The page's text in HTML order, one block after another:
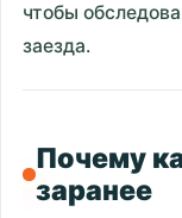
чтобы
заезда.
Почему
заранее